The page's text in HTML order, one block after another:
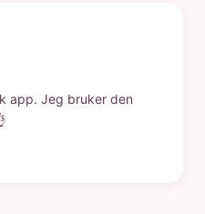
app. Jeg bruker den